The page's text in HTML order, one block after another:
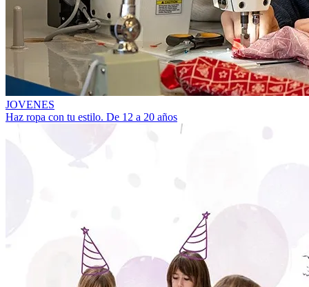
JOVENES
Haz ropa con tu estilo. De 12 a 20 años